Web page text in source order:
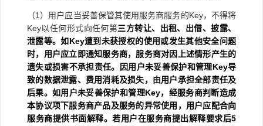
（1）用户应当妥善保管其使用服务商服务的Key，不得将
Key以任何形式向任何第三方转让、出租、出借、披露、
泄露等。如Key遭到未获授权的使用或发生其他安全问题
时，用户应立即通知服务商，服务商对因上述情形产生的
遗失或损害不承担责任。因用户未妥善保护和管理Key导
致的数据泄露、费用消耗及损失，由用户承担全部责任及
后果。如用户未妥善保护和管理Key，经服务商判断造成
本协议项下服务商产品及服务的异常使用，用户应配合向
服务商提供书面解释。若用户在服务商提出解释要求后5